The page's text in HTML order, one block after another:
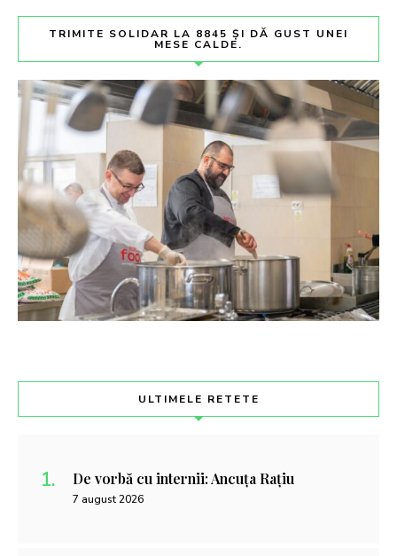
TRIMITE SOLIDAR LA 8845 ȘI DĂ GUST UNEI
MESE CALDE.
ULTIMELE RETETE
De vorbă cu internii: Ancuța Rațiu
7 august 2026